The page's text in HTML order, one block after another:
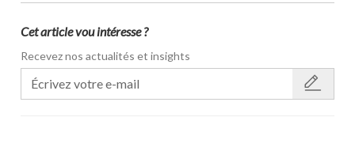
Cet article vou intéresse ?
Recevez nos actualités et insights